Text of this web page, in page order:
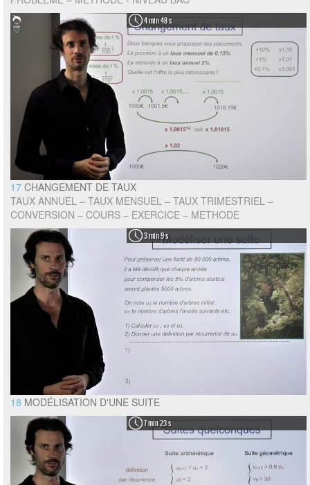
4 min 48 s
17 CHANGEMENT DE TAUX
TAUX ANNUEL – TAUX MENSUEL – TAUX TRIMESTRIEL –
CONVERSION – COURS – EXERCICE – METHODE
3 min 9 s
18 MODÉLISATION D'UNE SUITE
7 min 23 s